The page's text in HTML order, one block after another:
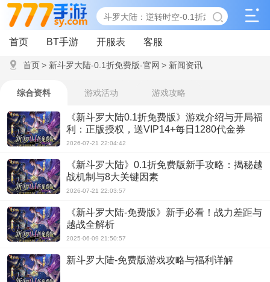
首页 BT手游 开服表 客服
首页> 新斗罗大陆-0.1折免费版-官网 > 新闻资讯
综合资料 游戏活动 游戏攻略
《新斗罗大陆0.1折免费版》游戏介绍与开局福
利：正版授权，送VIP14+每日1280代金券
2026-07-21 22:04:42
《新斗罗大陆》0.1折免费版新手攻略：揭秘越
战机制与8大关键因素
2026-07-21 22:03:57
《新斗罗大陆-免费版》新手必看！战力差距与
越战全解析
2025-06-09 21:50:57
新斗罗大陆-免费版游戏攻略与福利详解